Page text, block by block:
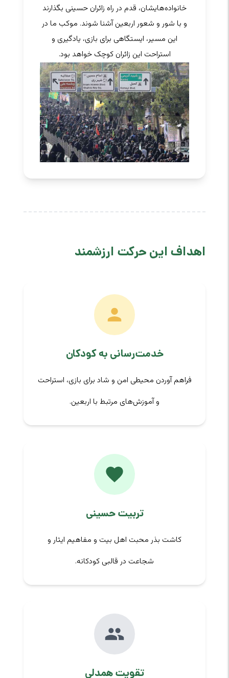
خانواده‌هایشان، قدم در راه زائران حسینی بگذارند
و با شور و شعور اربعین آشنا شوند. موکب ما در
این مسیر، ایستگاهی برای بازی، یادگیری و
استراحت این زائران کوچک خواهد بود.
اهداف این حرکت ارزشمند
خدمت‌رسانی به کودکان
فراهم آوردن محیطی امن و شاد برای بازی، استراحت
و آموزش‌های مرتبط با اربعین.
تربیت حسینی
کاشت بذر محبت اهل بیت و مفاهیم ایثار و
شجاعت در قالبی کودکانه.
تقویت همدلی